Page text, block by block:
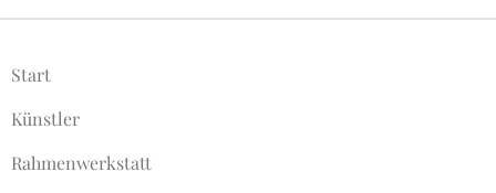
Start
Künstler
Rahmenwerkstatt